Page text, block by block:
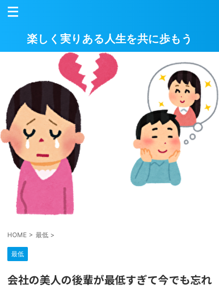
楽しく実りある人生を共に歩もう
HOME > 最低 >
最低
会社の美人の後輩が最低すぎて今でも忘れ